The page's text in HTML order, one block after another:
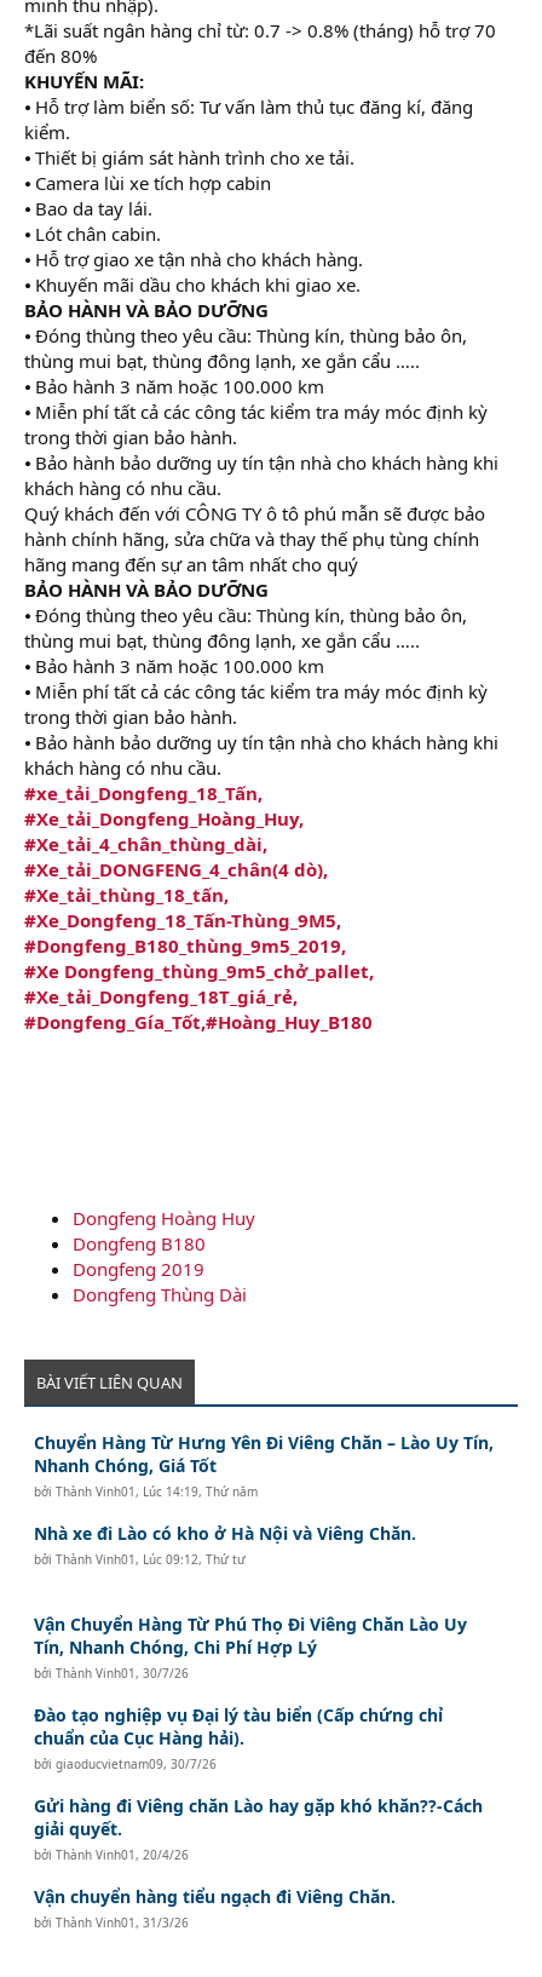
*Lãi suất ngân hàng chỉ từ: 0.7 -> 0.8% (tháng) hỗ trợ 70
đến 80%
KHUYẾN MÃI:
⦁ Hỗ trợ làm biển số: Tư vấn làm thủ tục đăng kí, đăng
kiểm.
⦁ Thiết bị giám sát hành trình cho xe tải.
⦁ Camera lùi xe tích hợp cabin
⦁ Bao da tay lái.
⦁ Lót chân cabin.
⦁ Hỗ trợ giao xe tận nhà cho khách hàng.
⦁ Khuyến mãi dầu cho khách khi giao xe.
BẢO HÀNH VÀ BẢO DƯỠNG
⦁ Đóng thùng theo yêu cầu: Thùng kín, thùng bảo ôn,
thùng mui bạt, thùng đông lạnh, xe gắn cẩu …..
⦁ Bảo hành 3 năm hoặc 100.000 km
⦁ Miễn phí tất cả các công tác kiểm tra máy móc định kỳ
trong thời gian bảo hành.
⦁ Bảo hành bảo dưỡng uy tín tận nhà cho khách hàng khi
khách hàng có nhu cầu.
Quý khách đến với CÔNG TY ô tô phú mẫn sẽ được bảo
hành chính hãng, sửa chữa và thay thế phụ tùng chính
hãng mang đến sự an tâm nhất cho quý
BẢO HÀNH VÀ BẢO DƯỠNG
⦁ Đóng thùng theo yêu cầu: Thùng kín, thùng bảo ôn,
thùng mui bạt, thùng đông lạnh, xe gắn cẩu …..
⦁ Bảo hành 3 năm hoặc 100.000 km
⦁ Miễn phí tất cả các công tác kiểm tra máy móc định kỳ
trong thời gian bảo hành.
⦁ Bảo hành bảo dưỡng uy tín tận nhà cho khách hàng khi
khách hàng có nhu cầu.
#xe_tải_Dongfeng_18_Tấn,
#Xe_tải_Dongfeng_Hoàng_Huy,
#Xe_tải_4_chân_thùng_dài,
#Xe_tải_DONGFENG_4_chân(4 dò),
#Xe_tải_thùng_18_tấn,
#Xe_Dongfeng_18_Tấn-Thùng_9M5,
#Dongfeng_B180_thùng_9m5_2019,
#Xe Dongfeng_thùng_9m5_chở_pallet,
#Xe_tải_Dongfeng_18T_giá_rẻ,
#Dongfeng_Gía_Tốt,#Hoàng_Huy_B180
Dongfeng Hoàng Huy
Dongfeng B180
Dongfeng 2019
Dongfeng Thùng Dài
BÀI VIẾT LIÊN QUAN
Chuyển Hàng Từ Hưng Yên Đi Viêng Chăn – Lào Uy Tín,
Nhanh Chóng, Giá Tốt
bởiThành Vinh01 , Lúc 14:19, Thứ năm
Nhà xe đi Lào có kho ở Hà Nội và Viêng Chăn.
bởiThành Vinh01 , Lúc 09:12, Thứ tư
Vận Chuyển Hàng Từ Phú Thọ Đi Viêng Chăn Lào Uy
Tín, Nhanh Chóng, Chi Phí Hợp Lý
bởiThành Vinh01 ,30/7/26
Đào tạo nghiệp vụ Đại lý tàu biển (Cấp chứng chỉ
chuẩn của Cục Hàng hải).
bởigiaoducvietnam09,30/7/26
Gửi hàng đi Viêng chăn Lào hay gặp khó khăn??-Cách
giải quyết.
bởiThành Vinh01 , 20/4/26
Vận chuyển hàng tiểu ngạch đi Viêng Chăn.
bởiThành Vinh01 ,31/3/26